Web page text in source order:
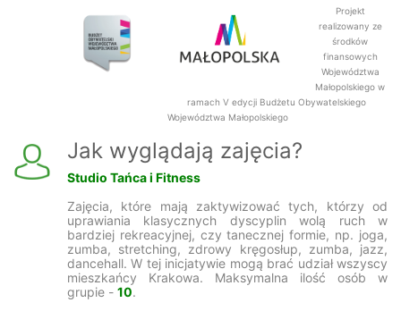
Projekt
realizowany ze
środków
finansowych
Województwa
Małopolskiego w
ramach V edycji Budżetu Obywatelskiego
Województwa Małopolskiego
Jak wyglądają zajęcia?
Studio Tańca i Fitness
Zajęcia, które mają zaktywizować tych, którzy od
uprawiania klasycznych dyscyplin wolą ruch w
bardziej rekreacyjnej, czy tanecznej formie, np. joga,
zumba, stretching, zdrowy kręgosłup, zumba, jazz,
dancehall. W tej inicjatywie mogą brać udział wszyscy
mieszkańcy Krakowa. Maksymalna ilość osób w
grupie - 10.